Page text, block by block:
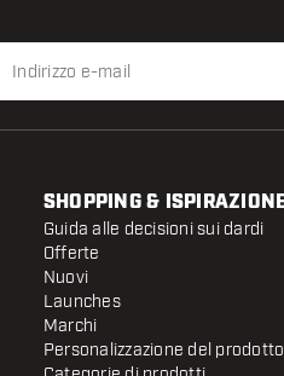
SHOPPING &
Guida alle decisioni sui dardi
Offerte
Nuovi
Launches
Marchi
Personalizzazione del prodotto